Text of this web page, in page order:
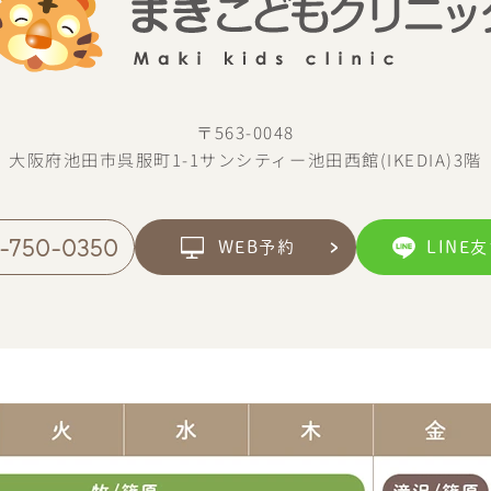
〒563-0048
大阪府池田市呉服町1-1 サンシティー池田西館(IKEDIA)3階
750-0350 WEB予約 LINE友